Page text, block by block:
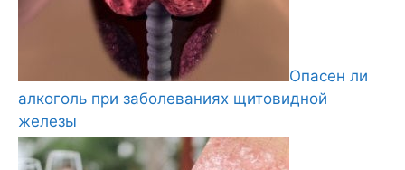
Опасен ли
алкоголь при заболеваниях щитовидной
железы